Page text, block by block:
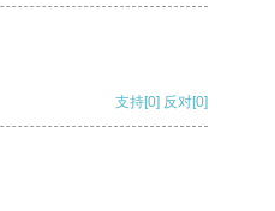
支持[0] 反对[0]